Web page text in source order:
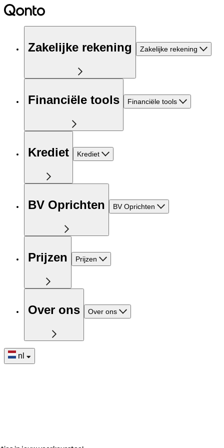
Zakelijke rekening Zakelijke rekening
Financiële tools Financiële tools
Krediet Krediet
BV Oprichten BV Oprichten
Prijzen Prijzen
Over ons Over ons
nl